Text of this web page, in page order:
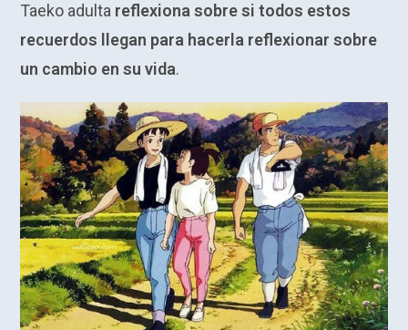
Taeko adulta reflexiona sobre si todos estos
recuerdos llegan para hacerla reflexionar sobre
un cambio en su vida.